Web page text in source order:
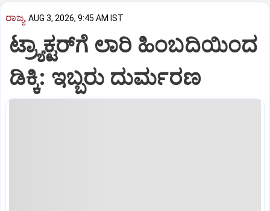
ರಾಜ್ಯ AUG 3, 2026, 9:45 AM IST
ಟ್ರ್ಯಾಕ್ಟರ್‌ಗೆ ಲಾರಿ ಹಿಂಬದಿಯಿಂದ
ಡಿಕ್ಕಿ: ಇಬ್ಬರು ದುರ್ಮರಣ